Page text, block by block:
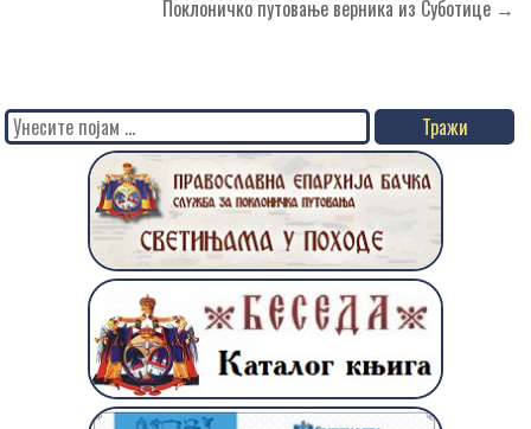
Поклоничко путовање верника из Суботице →
Search
for: